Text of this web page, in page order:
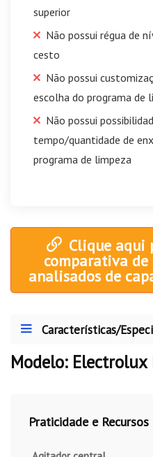
superior
Não possui régua de
cesto
Não possui
escolha do programa de
Não possui
tempo/quantidade de
programa de limpeza
Clique aqui
comparativa de
analisados de
Características/
Modelo:
Praticidade e Recursos